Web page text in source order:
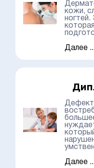
кожи,
Далее
Далее